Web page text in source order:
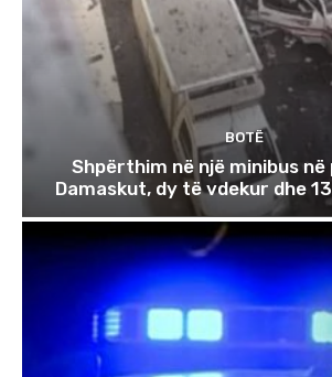
BOTË
Shpërthim në një minibus
Damaskut, dy të vdekur dhe